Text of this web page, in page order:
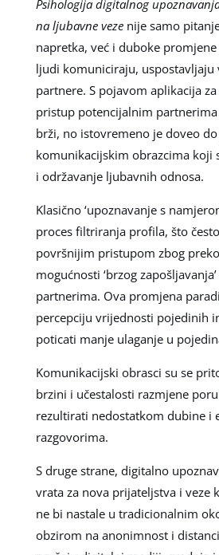
Psihologija digitalnog
na ljubavne vezenije samo
napretka, već i duboke
ljudi komuniciraju, uspostavljaju
partnere. S pojavom aplikacija
pristup potencijalnim
brži, no istovremeno je doveo
komunikacijskim obrazcima koji
i održavanje ljubavnih odnosa.
Klasično ‘upoznavanje s
proces filtriranja profila, što
površnijim pristupom zbog
mogućnosti ‘brzog
partnerima. Ova promjena
percepciju vrijednosti pojedinih
poticati manje ulaganje u
Komunikacijski obrasci su se
brzini i učestalosti razmjene
rezultirati nedostatkom dubine i
razgovorima.
S druge strane, digitalno
vrata za nova prijateljstva i veze
ne bi nastale u tradicionalnim
obzirom na anonimnost i